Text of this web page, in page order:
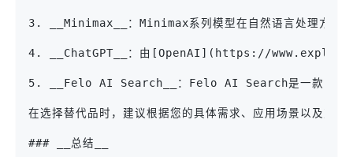
3. __Minimax__：Minimax系列模型在自然语言处
4. __ChatGPT__：由[OpenAI](https://
5. __Felo AI Search__：Felo AI Search是一款多
在选择替代品时，建议根据您的具体需求、应用场景以及对
### __总结__